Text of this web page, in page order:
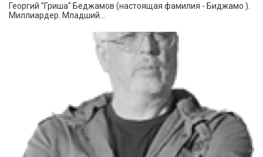
Георгий "Гриша" Беджамов (настоящая фамилия - Биджамо ).
Миллиардер. Младший...